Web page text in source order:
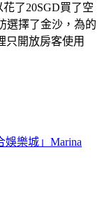
花了20SGD買了空
選擇了金沙，為的
只開放房客使用
樂城」Marina